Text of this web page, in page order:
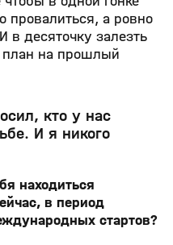
провалиться, а ровно
в десяточку залезть
на прошлый
кто у нас
И я никого
находиться
в период
стартов?